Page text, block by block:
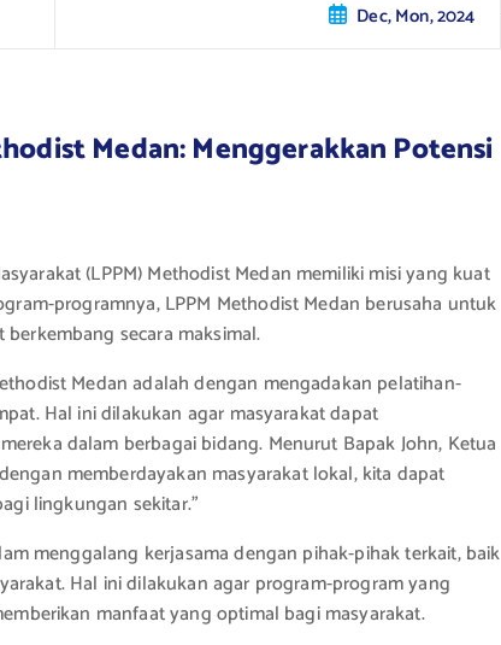
Dec, Mon, 2024
Medan: Menggerakkan Potensi
(LPPM) Methodist Medan memiliki misi yang kuat
programnya, LPPM Methodist Medan berusaha untuk
secara maksimal.
Medan adalah dengan mengadakan pelatihan-
Hal ini dilakukan agar masyarakat dapat
dalam berbagai bidang. Menurut Bapak John, Ketua
memberdayakan masyarakat lokal, kita dapat
lingkungan sekitar.”
menggalang kerjasama dengan pihak-pihak terkait, baik
Hal ini dilakukan agar program-program yang
manfaat yang optimal bagi masyarakat.